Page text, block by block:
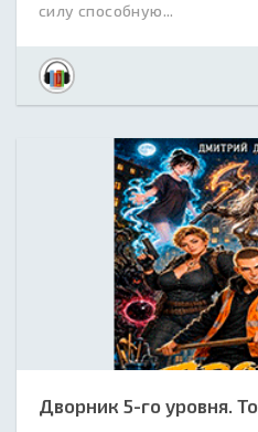
силу способную...
Дворник 5-го уровня.